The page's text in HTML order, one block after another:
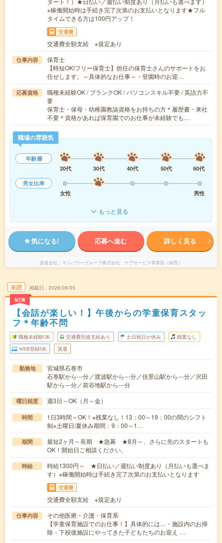
※稼働開始時は手続き完了次第のお支払いとなります★フル
タイムできる方は100円アップ！
交通費
交通費全額支給 ※規定あり
仕事内容
保育士
【時短OK!フリー保育士】担任の保育士さんのサポートをお
任せします。～具体的なお仕事～・登園時のお迎…
応募資格
職種未経験OK / ブランクOK / パソコンスキル不要 / 英語力不
要
保育士・保母・幼稚園教諭資格をお持ちの方＊履歴書・来社
不要＊資格があれば保育園でのお仕事が未経験でも…
職場の雰囲気
年齢層
20代
30代 40代 50代
60代
男女比率
女性
男性
もっと見る
気になる! 応募へ進む 詳しく見る
派遣会社 マンパワーグループ株式会社 ケアサービス事業部（保育）
未読
NEW
掲載日 2026/08/05
【会話が楽しい！】午後からの学童保育スタッ
フ＊年齢不問
職種未経験OK 交通費別途支給あり 土日祝日が休み 残業なし
WEB登録OK 派遣
勤務地
宮城県石巻市
石巻駅から---分／渡波駅から---分／佳景山駅から---分／沢田
駅から---分／前谷地駅から---分
曜日頻度 週3日～OK（月～金）
時間
1日3時間～OK！※残業なし！13：00～19：00の間のシフト
制※土曜日/夏休み期間：9：00～1…
期間
最短2ヶ月～長期 ★急募 ★8月～、さらに先のスタートも
OK！開始日ご相談ください。
時給
時給1300円～ ★日払い／週払い制度あり（月払いも選べま
す）※稼働開始時は手続き完了次第のお支払いとなります
交通費
交通費全額支給 ※規定あり
仕事内容
その他医療・介護・保育系
【学童保育施設でのお仕事！】具体的には…・施設内のお掃
除・下校後施設にやってきた子どもたちのお迎え …